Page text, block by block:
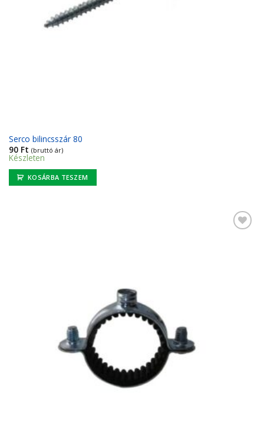
Serco bilincsszár 80
90 Ft (bruttó ár)
Készleten
KOSÁRBA TESZEM